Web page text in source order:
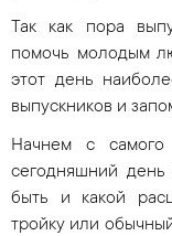
Так как пора
помочь молодым
этот день
выпускников и
Начнем с
сегодняшний
быть и какой
тройку или